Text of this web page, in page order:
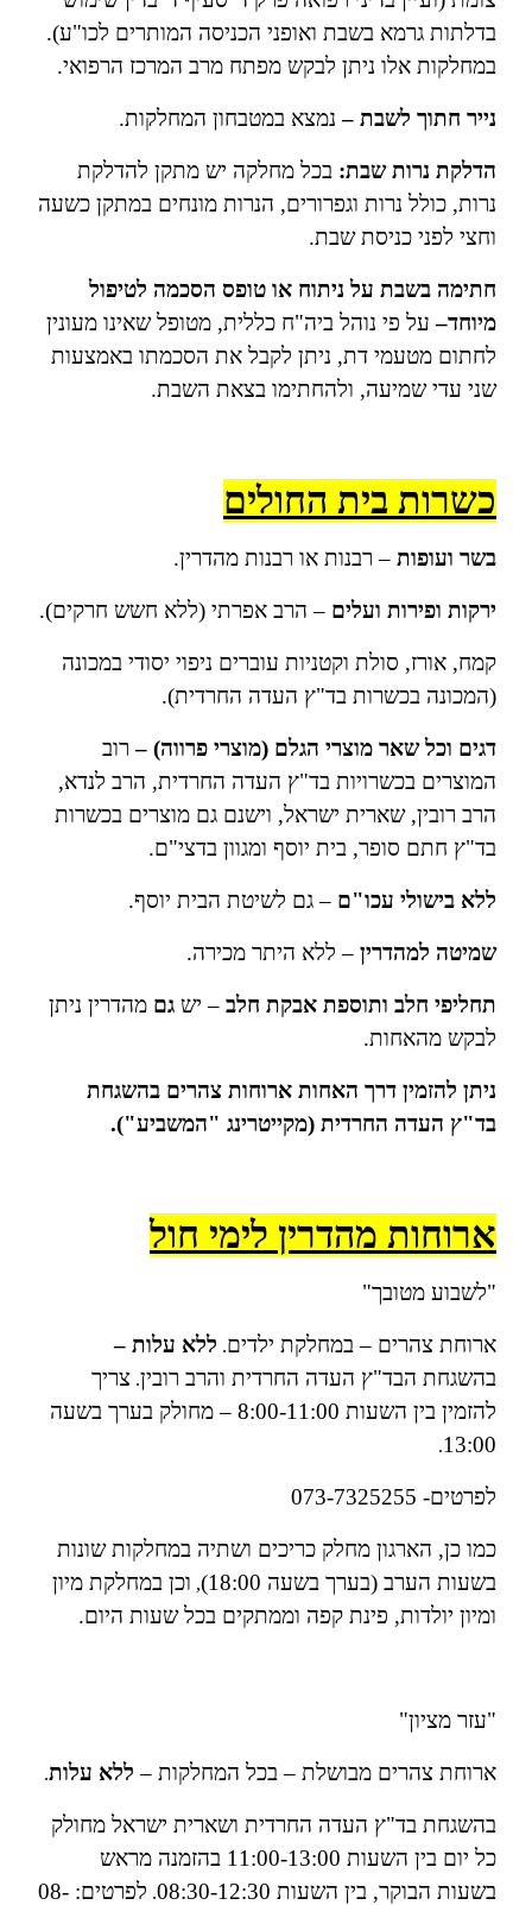
בדלתות גרמא בשבת ואופני הכניסה המותרים לכו"ע).
במחלקות אלו ניתן לבקש מפתח מרב המרכז הרפואי.
נייר חתוך לשבת – נמצא במטבחון המחלקות.
הדלקת נרות שבת:בכל מחלקה יש מתקן להדלקת
נרות, כולל נרות וגפרורים, הנרות מונחים במתקן כשעה
וחצי לפני כניסת שבת.
חתימה בשבת על ניתוח או טופס הסכמה לטיפול
מיוחד– על פי נוהל ביה"ח כללית, מטופל שאינו מעונין
לחתום מטעמי דת, ניתן לקבל את הסכמתו באמצעות
שני עדי שמיעה, ולהחתימו בצאת השבת.
כשרות בית החולים
בשר ועופות – רבנות או רבנות מהדרין.
ירקות ופירות ועלים– הרב אפרתי (ללא חשש חרקים).
קמח, אורז, סולת וקטניות עוברים ניפוי יסודי במכונה
(המכונה בכשרות בד"ץ העדה החרדית).
דגים וכל שאר מוצרי הגלם (מוצרי פרווה) – רוב
המוצרים בכשרויות בד"ץ העדה החרדית, הרב לנדא,
הרב רובין, שארית ישראל, וישנם גם מוצרים בכשרות
בד"ץ חתם סופר, בית יוסף ומגוון בדצי"ם.
ללא בישולי עכו"ם– גם לשיטת הבית יוסף.
שמיטה למהדרין– ללא היתר מכירה.
תחליפי חלב ותוספת אבקת חלב– ישגםמהדרין ניתן
לבקש מהאחות.
ניתן להזמין דרך האחות ארוחות צהרים בהשגחת
בד"ץ העדה החרדית (מקייטרינג "המשביע").
ארוחות מהדרין לימי חול
"לשבוע מטובך"
ארוחת צהרים – במחלקת ילדים. ללא עלות –
בהשגחת הבד"ץ העדה החרדית והרב רובין. צריך
להזמין בין השעות 8:00-11:00 – מחולק בערך בשעה
13:00
.
לפרטים- 073-7325255
כמו כן, הארגון מחלק כריכים ושתיה במחלקות שונות
בשעות הערב (בערך בשעה 18:00)
, וכן במחלקת מיון
ומיון יולדות, פינת קפה וממתקים בכל שעות היום.
"עזר מציון"
ארוחת צהרים מבושלת – בכל המחלקות – ללא עלות.
בהשגחת בד"ץ העדה החרדית ושארית ישראל מחולק
כל יום בין השעות 11:00-13:00
בהזמנה מראש
בשעות הבוקר, בין השעות 08:30-12:30
. לפרטים: 08-